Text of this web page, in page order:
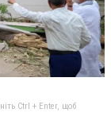
Ctrl + Enter, щоб